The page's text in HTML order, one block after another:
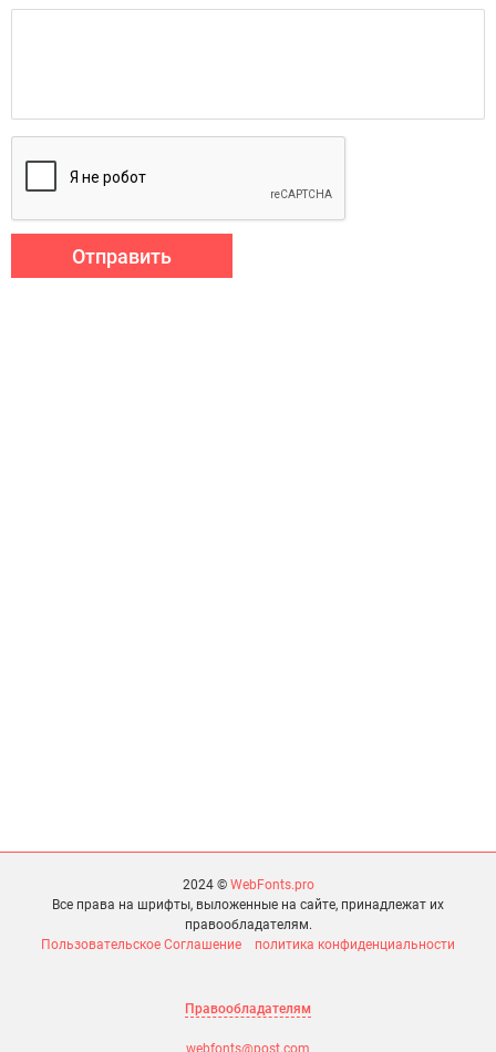
Отправить
2024 © WebFonts.pro
Все права на шрифты, выложенные на сайте, принадлежат их
правообладателям.
Пользовательское Соглашение
политика конфиденциальности
Правообладателям
webfonts@post.com